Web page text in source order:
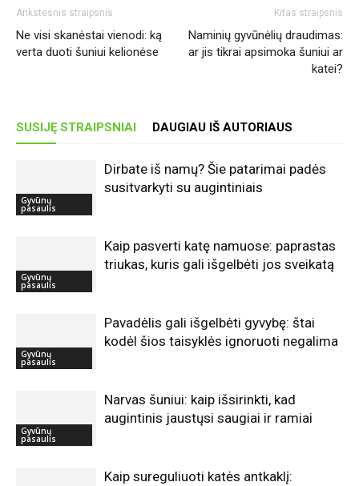
Ankstesnis straipsnis
Ne visi skanėstai vienodi: ką
verta duoti šuniui kelionėse
Kitas straipsnis
Naminių gyvūnėlių draudimas:
ar jis tikrai apsimoka šuniui ar
katei?
SUSIJĘ STRAIPSNIAI DAUGIAU IŠ AUTORIAUS
Gyvūnų
pasaulis
Dirbate iš namų? Šie patarimai padės
susitvarkyti su augintiniais
Gyvūnų
pasaulis
Kaip pasverti katę namuose: paprastas
triukas, kuris gali išgelbėti jos sveikatą
Gyvūnų
pasaulis
Pavadėlis gali išgelbėti gyvybę: štai
kodėl šios taisyklės ignoruoti negalima
Gyvūnų
pasaulis
Narvas šuniui: kaip išsirinkti, kad
augintinis jaustųsi saugiai ir ramiai
Kaip sureguliuoti katės antkaklį: